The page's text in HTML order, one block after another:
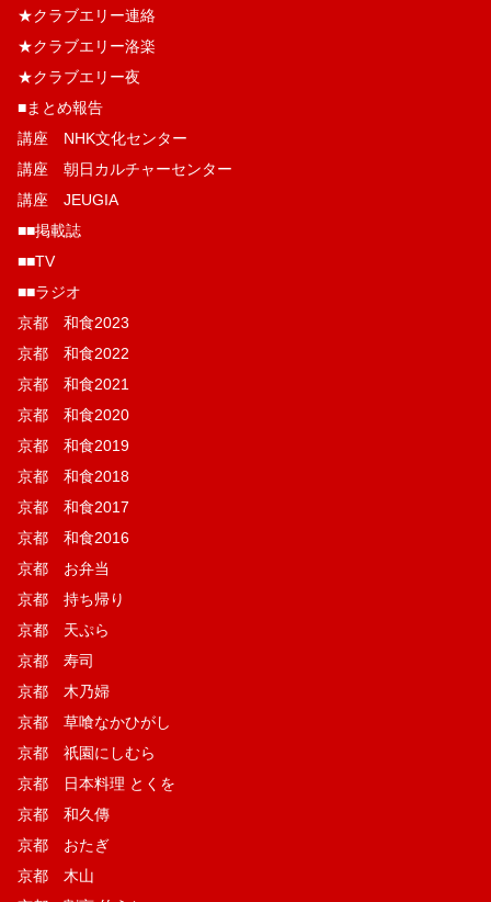
★クラブエリー連絡
★クラブエリー洛楽
★クラブエリー夜
■まとめ報告
講座 NHK文化センター
講座 朝日カルチャーセンター
講座 JEUGIA
■■掲載誌
■■TV
■■ラジオ
京都 和食2023
京都 和食2022
京都 和食2021
京都 和食2020
京都 和食2019
京都 和食2018
京都 和食2017
京都 和食2016
京都 お弁当
京都 持ち帰り
京都 天ぷら
京都 寿司
京都 木乃婦
京都 草喰なかひがし
京都 祇園にしむら
京都 日本料理 とくを
京都 和久傳
京都 おたぎ
京都 木山